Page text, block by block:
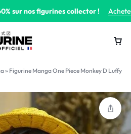
sur nos figurines collector !
» Figurine Manga One Piece Monkey D Luffy